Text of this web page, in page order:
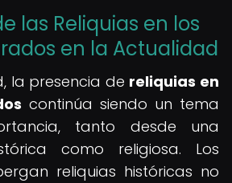
las Reliquias en los
en la Actualidad
la presencia de reliquias en
continúa siendo un tema
tanto desde una
como religiosa. Los
reliquias históricas no